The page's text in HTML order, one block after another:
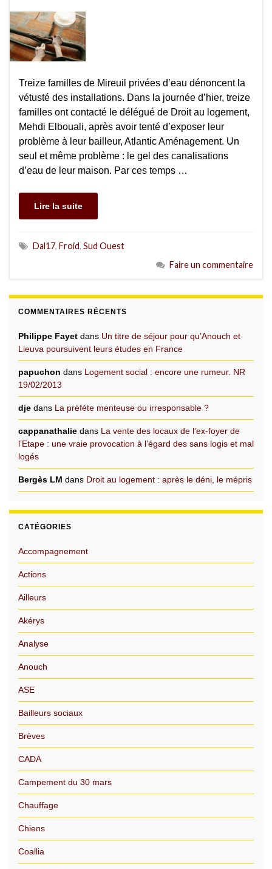
Treize familles de Mireuil privées d’eau dénoncent la
vétusté des installations. Dans la journée d’hier, treize
familles ont contacté le délégué de Droit au logement,
Mehdi Elbouali, après avoir tenté d’exposer leur
problème à leur bailleur, Atlantic Aménagement. Un
seul et même problème : le gel des canalisations
d’eau de leur maison. Par ces temps …
Lire la suite
Dal17, Froid, Sud Ouest
Faire un commentaire
COMMENTAIRES RÉCENTS
Philippe Fayet dans Un titre de séjour pour qu’Anouch et
Lieuva poursuivent leurs études en France
papuchon dans Logement social : encore une rumeur. NR
19/02/2013
dje dans La préfète menteuse ou irresponsable ?
cappanathalie dans La vente des locaux de l’ex-foyer de
l’Etape : une vraie provocation à l’égard des sans logis et mal
logés
Bergès LM dans Droit au logement : après le déni, le mépris
CATÉGORIES
Accompagnement
Actions
Ailleurs
Akérys
Analyse
Anouch
ASE
Bailleurs sociaux
Brèves
CADA
Campement du 30 mars
Chauffage
Chiens
Coallia